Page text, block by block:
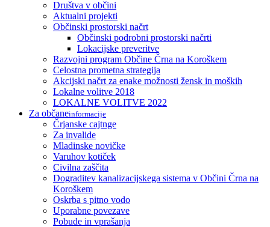
Društva v občini
Aktualni projekti
Občinski prostorski načrt
Občinski podrobni prostorski načrti
Lokacijske preveritve
Razvojni program Občine Črna na Koroškem
Celostna prometna strategija
Akcijski načrt za enake možnosti žensk in moških
Lokalne volitve 2018
LOKALNE VOLITVE 2022
Za občaneinformacije
Črjanske cajtnge
Za invalide
Mladinske novičke
Varuhov kotiček
Civilna zaščita
Dograditev kanalizacijskega sistema v Občini Črna na
Koroškem
Oskrba s pitno vodo
Uporabne povezave
Pobude in vprašanja